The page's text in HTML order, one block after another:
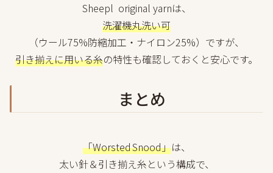
Sheepl original yarnは、
洗濯機丸洗い可
（ウール75%防縮加工・ナイロン25%）ですが、
引き揃えに用いる糸の特性も確認しておくと安心です。
まとめ
「Worsted Snood」は、
太い針＆引き揃え糸という構成で、